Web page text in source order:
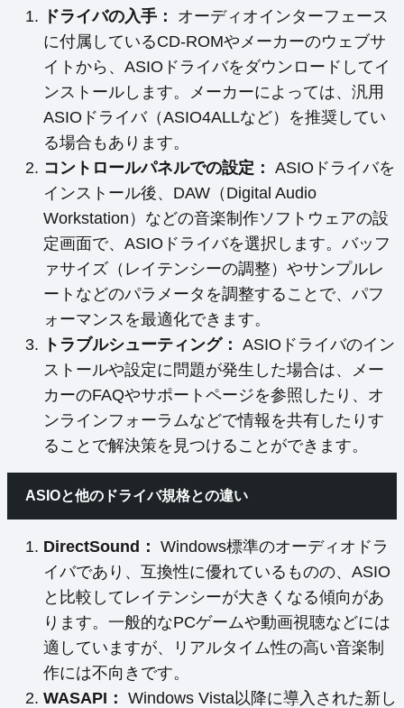
ドライバの入手：
オーディオインターフェース
に付属しているCD-ROMやメーカーのウェブサ
イトから、ASIOドライバをダウンロードしてイ
ンストールします。メーカーによっては、汎用
ASIOドライバ（ASIO4ALLなど）を推奨してい
る場合もあります。
コントロールパネルでの設定： ASIOドライバを
インストール後、DAW（Digital Audio
Workstation）などの音楽制作ソフトウェアの設
定画面で、ASIOドライバを選択します。バッフ
ァサイズ（レイテンシーの調整）やサンプルレ
ートなどのパラメータを調整することで、パフ
ォーマンスを最適化できます。
トラブルシューティング： ASIOドライバのイン
ストールや設定に問題が発生した場合は、メー
カーのFAQやサポートページを参照したり、オ
ンラインフォーラムなどで情報を共有したりす
ることで解決策を見つけることができます。
ASIOと他のドライバ規格との違い
DirectSound： Windows標準のオーディオドラ
イバであり、互換性に優れているものの、ASIO
と比較してレイテンシーが大きくなる傾向があ
ります。一般的なPCゲームや動画視聴などには
適していますが、リアルタイム性の高い音楽制
作には不向きです。
WASAPI： Windows Vista以降に導入された新し